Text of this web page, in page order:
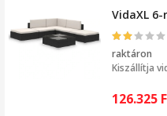
VidaXL
raktáron
Kiszállítja
126.325